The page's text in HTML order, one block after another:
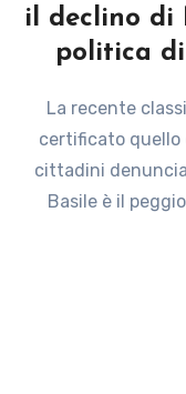
il declino di
politica di
La recente classifica di Governance Poll 2025 ha
certificato quello
cittadini
Basile è il